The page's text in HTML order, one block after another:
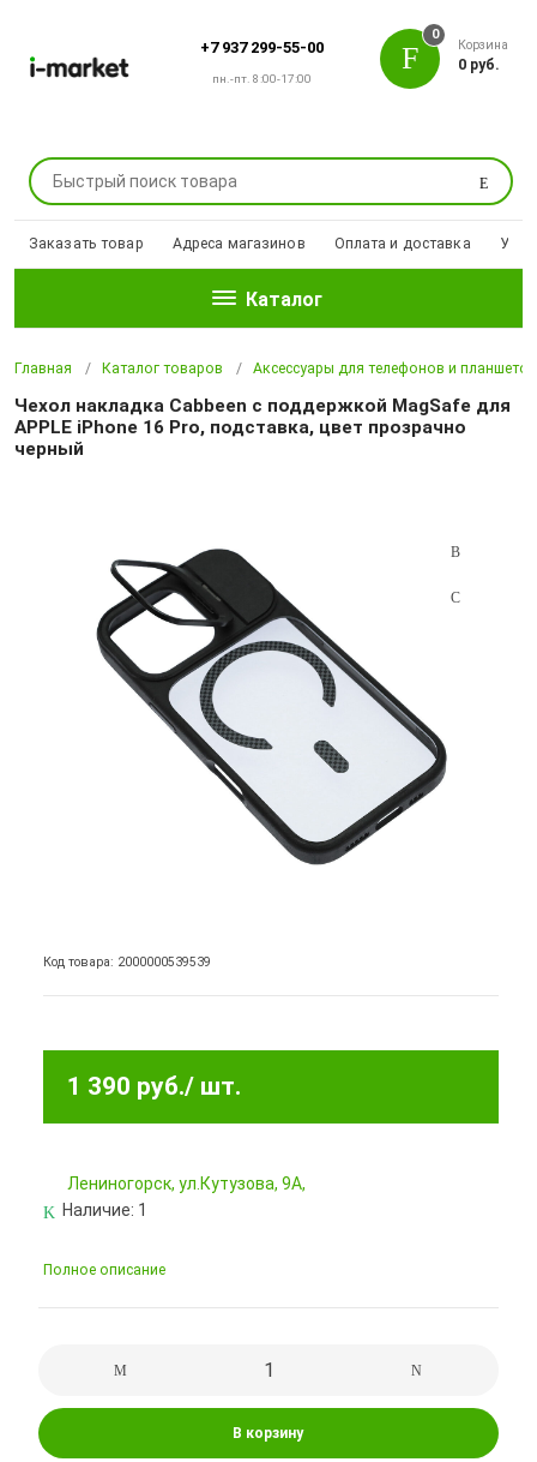
+7 937 299-55-00
пн.-пт. 8:00-17:00
Поиск
0
Корзина
0 руб.
Заказать товар Адреса магазинов Оплата и доставка
Каталог
Главная Каталог товаров Аксессуары для телефонов и планшетов
Чехол накладка Cabbeen с поддержкой MagSafe для
APPLE iPhone 16 Pro, подставка, цвет прозрачно
черный
Код товара: 2000000539539
1 390 руб./ шт.
Лениногорск, ул.Кутузова, 9А,
Наличие: 1
Полное описание
В корзину